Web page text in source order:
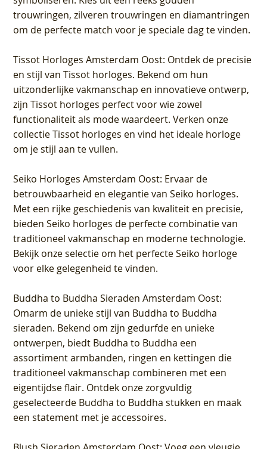
trouwringen, zilveren trouwringen en diamantringen
om de perfecte match voor je speciale dag te vinden.
Tissot Horloges Amsterdam Oost: Ontdek de precisie
en stijl van Tissot horloges. Bekend om hun
uitzonderlijke vakmanschap en innovatieve ontwerp,
zijn Tissot horloges perfect voor wie zowel
functionaliteit als mode waardeert. Verken onze
collectie Tissot horloges en vind het ideale horloge
om je stijl aan te vullen.
Seiko Horloges Amsterdam Oost: Ervaar de
betrouwbaarheid en elegantie van Seiko horloges.
Met een rijke geschiedenis van kwaliteit en precisie,
bieden Seiko horloges de perfecte combinatie van
traditioneel vakmanschap en moderne technologie.
Bekijk onze selectie om het perfecte Seiko horloge
voor elke gelegenheid te vinden.
Buddha to Buddha Sieraden Amsterdam Oost:
Omarm de unieke stijl van Buddha to Buddha
sieraden. Bekend om zijn gedurfde en unieke
ontwerpen, biedt Buddha to Buddha een
assortiment armbanden, ringen en kettingen die
traditioneel vakmanschap combineren met een
eigentijdse flair. Ontdek onze zorgvuldig
geselecteerde Buddha to Buddha stukken en maak
een statement met je accessoires.